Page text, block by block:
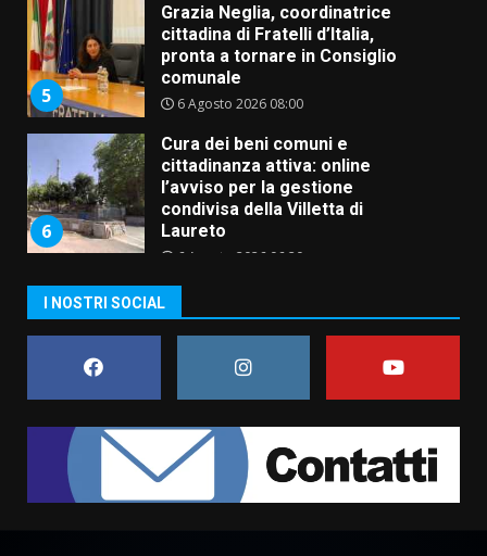
5
Grazia Neglia, coordinatrice
cittadina di Fratelli d’Italia,
pronta a tornare in Consiglio
comunale
6 Agosto 2026 08:00
6
Cura dei beni comuni e
cittadinanza attiva: online
l’avviso per la gestione
condivisa della Villetta di
Laureto
6 Agosto 2026 06:20
assoluta de “L’Albergo
Belvedere. Il rapimento”
6 Agosto 2026 06:15
1
Rivoluzione”: nuovo
appuntamento con “Fasano in
Banda”
I NOSTRI SOCIAL